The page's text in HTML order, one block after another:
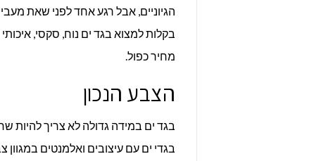
הגיוניים, אבל רגע אחד לפני שאת
בקלות למצוא בגד ים נוח, סקסי,
מחיר כפול.
הצבע הנכון
בגד ים במידה גדולה לא צריך להיות
בגדי ים עם עיצובים ואלמנטים במגוון